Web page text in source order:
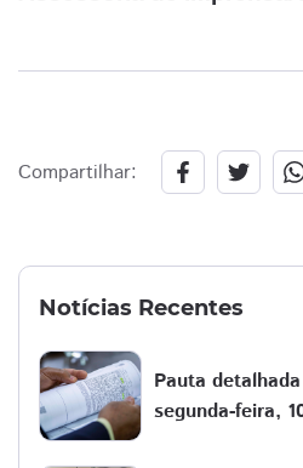
Compartilhar:
Notícias Recentes
Pauta
segunda-feira,